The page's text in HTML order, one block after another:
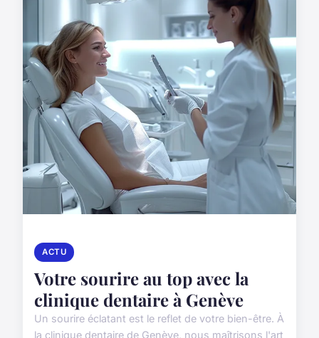
ACTU
Votre sourire au top avec la
clinique dentaire à Genève
Un sourire éclatant est le reflet de votre bien-être. À
la clinique dentaire de Genève, nous maîtrisons l'art